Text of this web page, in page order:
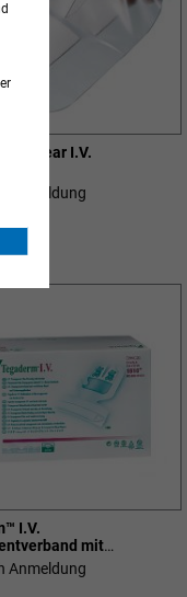
Clear I.V.
Anmeldung
I.V.
mit
Anmeldung